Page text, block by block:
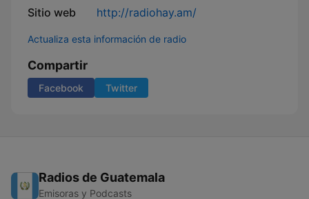
Sitio web http://radiohay.am/
Actualiza esta información de radio
Compartir
Facebook Twitter
Radios de Guatemala
Emisoras y Podcasts